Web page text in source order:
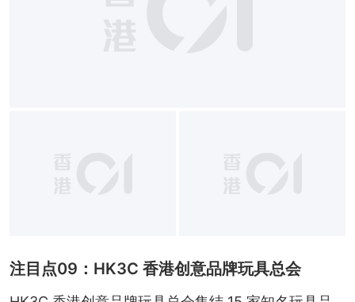
注目点09：HK3C 香港创意品牌玩具总会